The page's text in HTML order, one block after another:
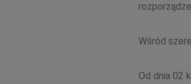
Wśród
Od dnia 02